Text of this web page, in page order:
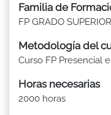
Familia de
FP GRADO
Metodología del
Curso FP Presencial
Horas necesarias
2000 horas